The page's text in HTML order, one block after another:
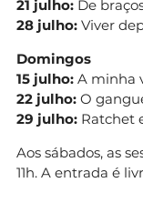
21 julho: De
28 julho: Viver
Domingos
15 julho: A minha
22 julho: O
29 julho: Ratchet
Aos sábados, as
11h. A entrada é